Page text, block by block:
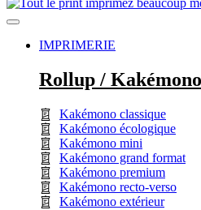
IMPRIMERIE
Rollup / Kakémono
Kakémono classique
Kakémono écologique
Kakémono mini
Kakémono grand format
Kakémono premium
Kakémono recto-verso
Kakémono extérieur